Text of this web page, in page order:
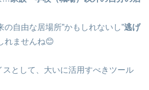
の自由な居場所”かもしれないし”逃げ
れませんね😊
として、大いに活用すべきツール